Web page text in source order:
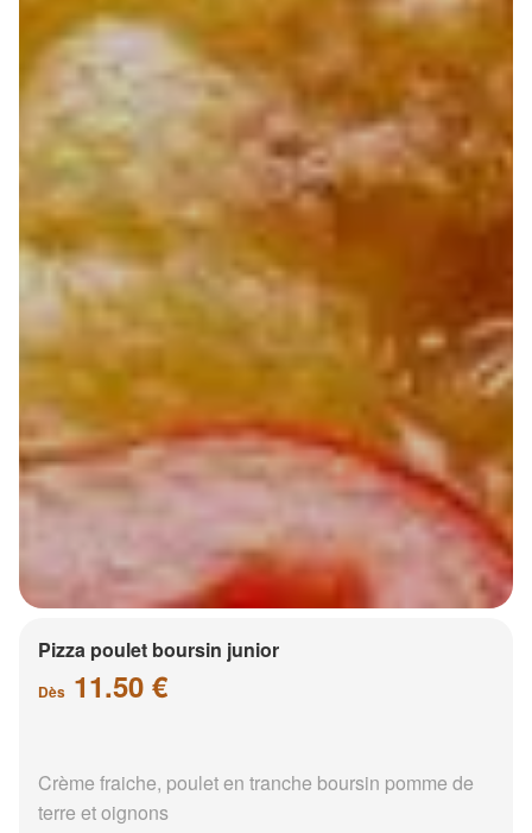
Pizza poulet boursin junior
Dès 11.50 €
Crème fraiche, poulet en tranche boursin pomme de
terre et oignons